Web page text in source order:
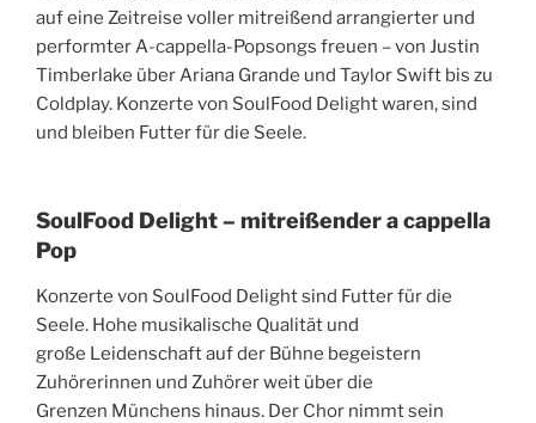
auf eine Zeitreise voller mitreißend arrangierter und
performter A-cappella-Popsongs freuen – von Justin
Timberlake über Ariana Grande und Taylor Swift bis zu
Coldplay. Konzerte von SoulFood Delight waren, sind
und bleiben Futter für die Seele.
SoulFood Delight – mitreißender a cappella
Pop
Konzerte von SoulFood Delight sind Futter für die
Seele. Hohe musikalische Qualität und
große Leidenschaft auf der Bühne begeistern
Zuhörerinnen und Zuhörer weit über die
Grenzen Münchens hinaus. Der Chor nimmt sein